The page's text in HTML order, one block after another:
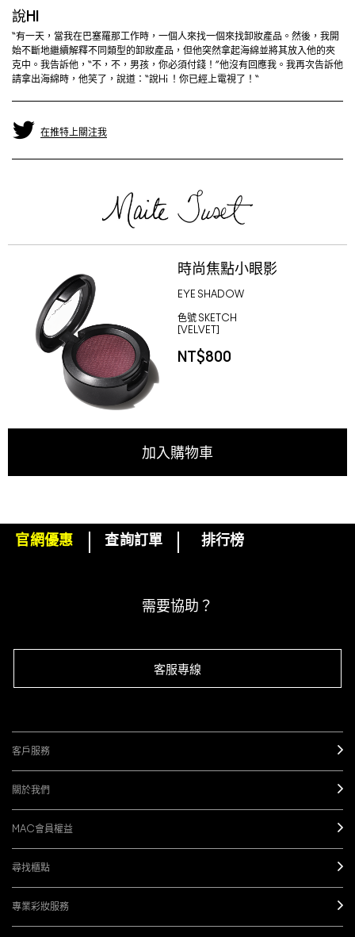
說HI
“有一天，當我在巴塞羅那工作時，一個人來找一個來找卸妝產品。然後，我開
始不斷地繼續解釋不同類型的卸妝產品，但他突然拿起海綿並將其放入他的夾
克中。我告訴他，“不，不，男孩，你必須付錢！”他沒有回應我。我再次告訴他
請拿出海綿時，他笑了，說道：“說Hi ！你已經上電視了！“
在推特上關注我
時尚焦點小眼影
EYE SHADOW
色號 SKETCH
[VELVET]
NT$800
加入購物車
下單即可挑選精美小贈品！
官網優惠 查詢訂單 排行榜
需要協助？
客服專線
客戶服務
關於我們
MAC會員權益
尋找櫃點
專業彩妝服務